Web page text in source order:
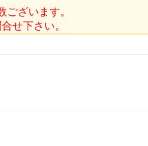
ざいます。
せ下さい。